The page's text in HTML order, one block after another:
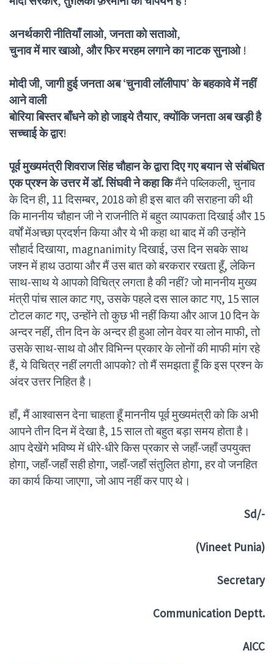
अनर्थकारीनीतियाँलाओ,जनताकोसताओ,
चुनावमेंमारखाओ, औरफिरमरहमलगानेकानाटकसुनाओ!
मोदीजी,जागीहुईजनताअब‘चुनावीलॉलीपाप’केबहकावेमेंनहीं
आनेवाली
बोरियाबिस्तरबाँधनेकोहोजाइयेतैयार,क्योंकिजनताअबखड़ीहै
सच्चाईकेद्वार!
पूर्व मुख्यमंत्री शिवराज सिंह चौहान के द्वारा दिए गए बयान से संबंधित
एक प्रश्न के उत्तर में डॉ. सिंघवी ने कहा किमैंने पब्लिकली, चुनाव
के दिन ही, 11 दिसम्बर, 2018 को ही इस बात की सराहना की थी
कि माननीय चौहान जी ने राजनीति में बहुत व्यापकता दिखाई और 15
वर्षों मेंअच्छा प्रदर्शन किया और ये भी कहा था बाद में की उन्होंने
सौहार्द दिखाया, magnanimity दिखाई, उस दिन सबके साथ
जश्न में हाथ उठाया और मैं उस बात को बरकरार रखता हूँ, लेकिन
साथ-साथ ये आपको विचित्र लगता है की नहीं? जो माननीय मुख्य
मंत्री पांच साल काट गए, उसके पहले दस साल काट गए, 15 साल
टोटल काट गए, उन्होंने तो कुछ भी नहीं किया और आज 10 दिन के
अन्दर नहीं, तीन दिन के अन्दर ही हुआ लोन वेवर या लोन माफी, तो
उसके साथ-साथ वो और विभिन्न प्रकार के लोनों की माफी मांग रहे
हैं, ये विचित्र नहीं लगती आपको? तो मैं समझता हूँ कि इस प्रश्न के
अंदर उत्तर निहित है।
हाँ, मैं आश्वासन देना चाहता हूँ माननीय पूर्व मुख्यमंत्री को कि अभी
आपने तीन दिन में देखा है, 15 साल तो बहुत बड़ा समय होता है।
आप देखेंगे भविष्य में धीरे-धीरे किस प्रकार से जहाँ-जहाँ उपयुक्त
होगा, जहाँ-जहाँ सही होगा, जहाँ-जहाँ संतुलित होगा, हर वो जनहित
का कार्य किया जाएगा, जो आप नहीं कर पाए थे।
Sd/-
(Vineet Punia)
Secretary
Communication Deptt.
AICC